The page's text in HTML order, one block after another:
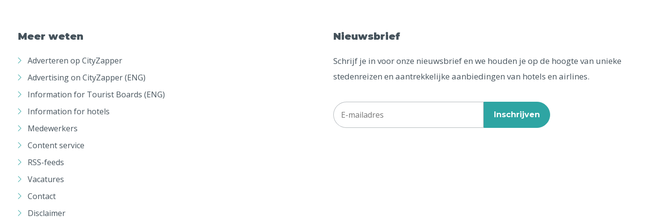
Meer weten
Adverteren op CityZapper
Advertising on CityZapper (ENG)
Information for Tourist Boards (ENG)
Information for hotels
Medewerkers
Content service
RSS-feeds
Vacatures
Contact
Disclaimer
Nieuwsbrief
Schrijf je in voor onze nieuwsbrief en we houden je op de hoogte van unieke
stedenreizen en aantrekkelijke aanbiedingen van hotels en airlines.
Inschrijven